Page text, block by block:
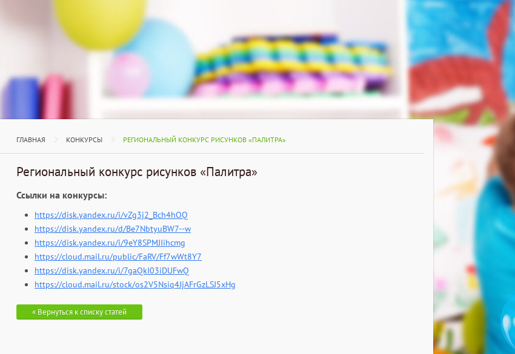
ГЛАВНАЯ КОНКУРСЫ РЕГИОНАЛЬНЫЙ КОНКУРС РИСУНКОВ «ПАЛИТРА»
Региональный конкурс рисунков «Палитра»
Ссылки на конкурсы:
https://disk.yandex.ru/i/vZg3j2_Bch4hOQ
https://disk.yandex.ru/d/Be7NbtyuBW7--w
https://disk.yandex.ru/i/9eY8SPMJIihcmg
https://cloud.mail.ru/public/FaRV/Ff7wWt8Y7
https://disk.yandex.ru/i/7gaQkI03iDUFwQ
https://cloud.mail.ru/stock/os2V5Nsiq4JjAFrGzLSJ5xHg
« Вернуться к списку статей